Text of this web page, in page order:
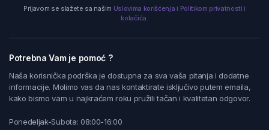
Prijavom se slažete sa našim Uslovima korišćenja i Politikom privatnosti i
kolačića.
Potrebna Vam je pomoć ?
Naša korisnička podrška je dostupna za sva vaša pitanja i dodatne
informacije. Molimo vas da nas kontaktirate isključivo putem emaila,
kako bismo vam u najkraćem roku pružili tačan i kvalitetan odgovor.
Ponedeljak-Subota: 08:00-16:00